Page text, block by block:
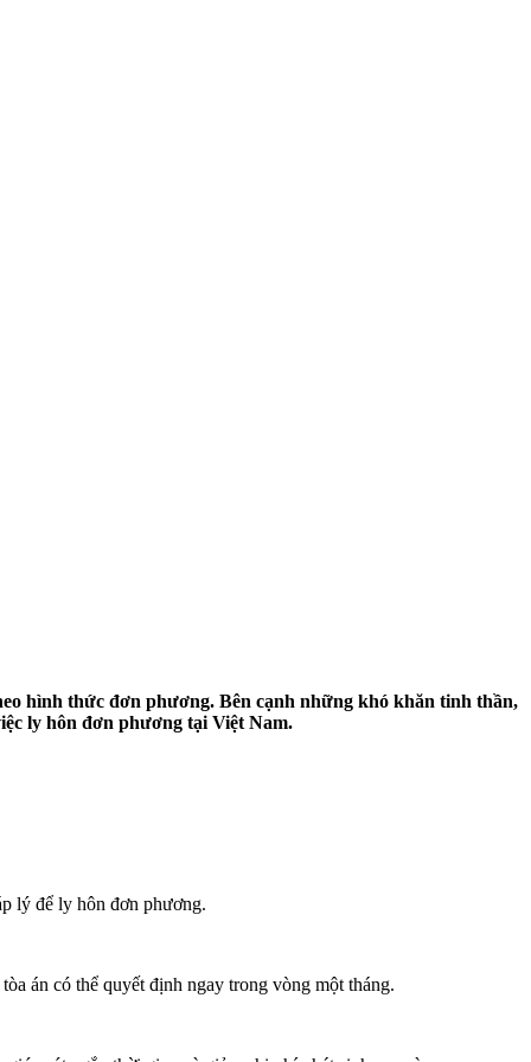
hình thức đơn phương. Bên cạnh những khó khăn tinh thần,
ly hôn đơn phương tại Việt Nam.
lý để ly hôn đơn phương.
án có thể quyết định ngay trong vòng một tháng.